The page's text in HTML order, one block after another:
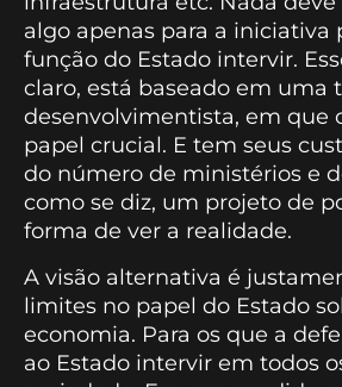
algo apenas para a iniciativa
função do Estado intervir.
claro, está baseado em uma
desenvolvimentista, em que
papel crucial. E tem seus
do número de ministérios e
como se diz, um projeto de
forma de ver a realidade.
A visão alternativa é
limites no papel do Estado
economia. Para os que a
ao Estado intervir em todos